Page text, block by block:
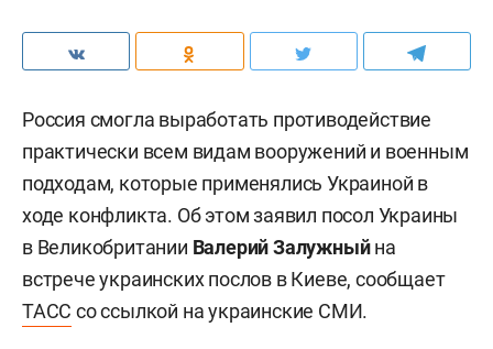
Россия смогла выработать противодействие
практически всем видам вооружений и военным
подходам, которые применялись Украиной в
ходе конфликта. Об этом заявил посол Украины
в Великобритании Валерий Залужныйна
встрече украинских послов в Киеве, сообщает
ТАСС со ссылкой на украинские СМИ.